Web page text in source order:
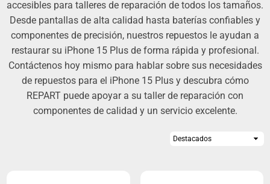
accesibles para talleres de reparación de todos los tamaños.
Desde pantallas de alta calidad hasta baterías confiables y
componentes de precisión, nuestros repuestos le ayudan a
restaurar su iPhone 15 Plus de forma rápida y profesional.
Contáctenos hoy mismo para hablar sobre sus necesidades
de repuestos para el iPhone 15 Plus y descubra cómo
REPART puede apoyar a su taller de reparación con
componentes de calidad y un servicio excelente.
Ordenar